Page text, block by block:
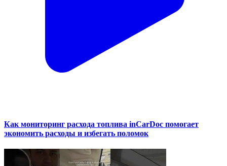
Как мониторинг расхода топлива inCarDoc помогает
экономить расходы и избегать поломок